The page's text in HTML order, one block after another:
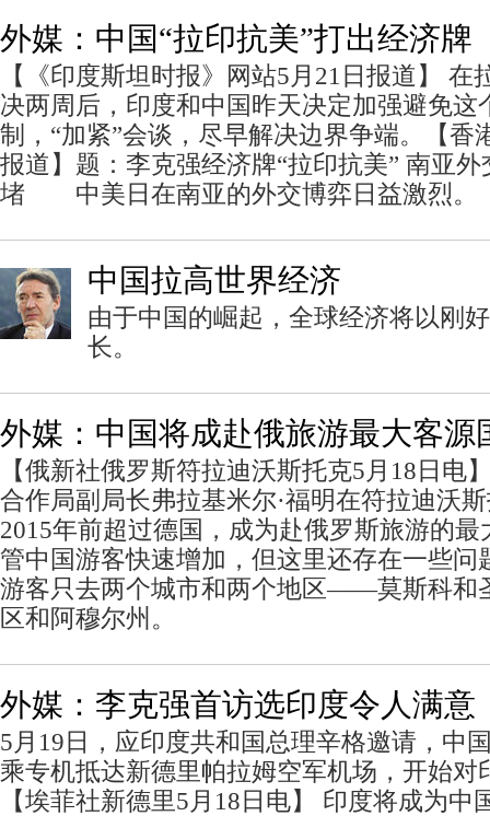
外媒：中国“拉印抗美”打出经济牌
【《印度斯坦时报》网站5月21日报道】 在
决两周后，印度和中国昨天决定加强避免这
制，“加紧”会谈，尽早解决边界争端。【香
报道】题：李克强经济牌“拉印抗美” 南亚
堵 中美日在南亚的外交博弈日益激烈。
中国拉高世界经济
由于中国的崛起，全球经济将以刚
长。
外媒：中国将成赴俄旅游最大客源
【俄新社俄罗斯符拉迪沃斯托克5月18日电
合作局副局长弗拉基米尔·福明在符拉迪沃
2015年前超过德国，成为赴俄罗斯旅游的最
管中国游客快速增加，但这里还存在一些问
游客只去两个城市和两个地区——莫斯科和
区和阿穆尔州。
外媒：李克强首访选印度令人满意
5月19日，应印度共和国总理辛格邀请，中
乘专机抵达新德里帕拉姆空军机场，开始对
【埃菲社新德里5月18日电】 印度将成为中